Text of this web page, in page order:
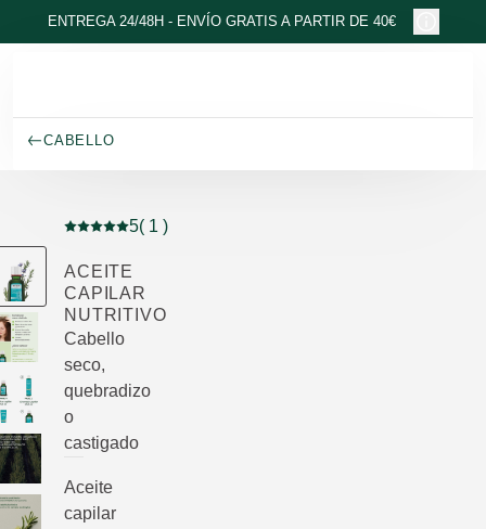
Ir al contenido principal
ENTREGA 24/48H - ENVÍO GRATIS A PARTIR DE 40€
CABELLO
Puntuación: 5 / 5 estrellas 1 valoraciones de usuarios
5( 1 )
ACEITE
CAPILAR
NUTRITIVO
Cabello
seco,
quebradizo
o
castigado
Aceite
capilar